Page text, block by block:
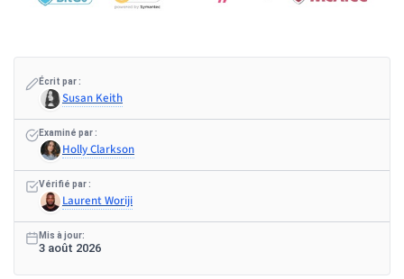
Écrit par :
Susan Keith
Examiné par :
Holly Clarkson
Vérifié par :
Laurent Woriji
Mis à jour:
3 août 2026